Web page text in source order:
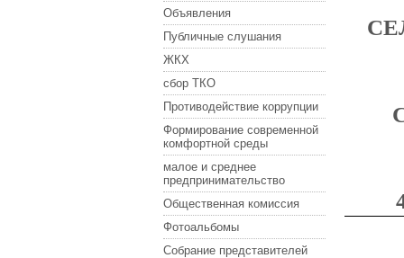
Объявления
Публичные слушания
ЖКХ
сбор ТКО
Противодействие коррупции
Формирование современной
комфортной среды
малое и среднее
предпринимательство
Общественная комиссия
Фотоальбомы
Собрание представителей